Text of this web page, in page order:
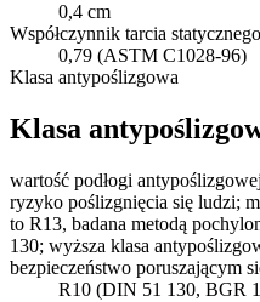
0,4 cm
Współczynnik tarcia statycznego
0,79 (ASTM C1028-96)
Klasa antypoślizgowa
Klasa
wartość podłogi
ryzyko poślizgnięcia się ludzi;
to R13, badana metodą
130; wyższa klasa
bezpieczeństwo poruszającym
R10 (DIN 51 130, BGR